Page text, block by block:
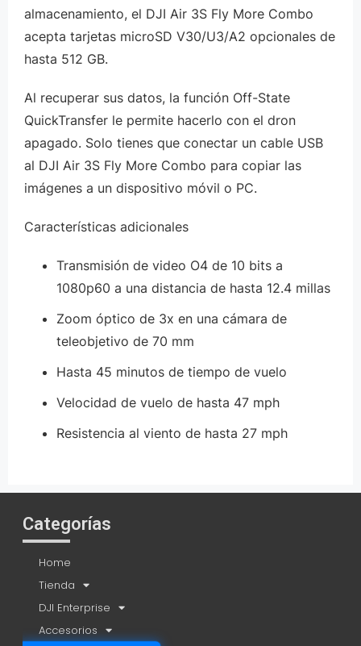
almacenamiento, el DJI Air 3S Fly More Combo
acepta tarjetas microSD V30/U3/A2 opcionales de
hasta 512 GB.
Al recuperar sus datos, la función Off-State
QuickTransfer le permite hacerlo con el dron
apagado. Solo tienes que conectar un cable USB
al DJI Air 3S Fly More Combo para copiar las
imágenes a un dispositivo móvil o PC.
Características adicionales
Transmisión de video O4 de 10 bits a
1080p60 a una distancia de hasta 12.4 millas
Zoom óptico de 3x en una cámara de
teleobjetivo de 70 mm
Hasta 45 minutos de tiempo de vuelo
Velocidad de vuelo de hasta 47 mph
Resistencia al viento de hasta 27 mph
Categorías
Home
Tienda
DJI Enterprise
Accesorios